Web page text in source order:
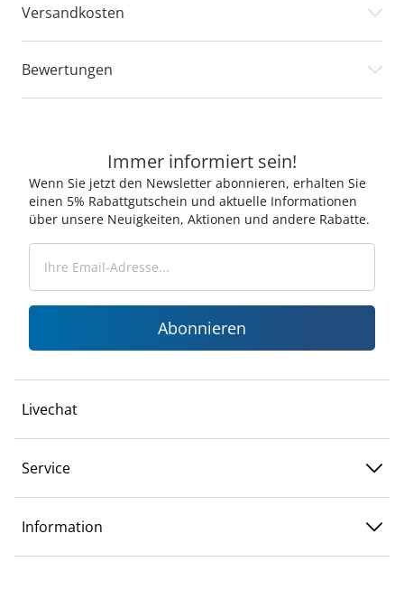
Versandkosten
Bewertungen
Immer informiert sein!
Wenn Sie jetzt den Newsletter abonnieren, erhalten Sie
einen 5% Rabattgutschein und aktuelle Informationen
über unsere Neuigkeiten, Aktionen und andere Rabatte.
Abonnieren
Livechat
Service
Information